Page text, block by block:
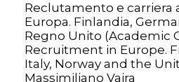
Reclutamento e carriera
Europa. Finlandia,
Regno Unito (Academic
Recruitment in Europe.
Italy, Norway and the
Massimiliano Vaira